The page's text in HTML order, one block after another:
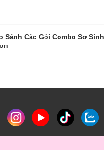
Sánh Các Gói Combo Sơ